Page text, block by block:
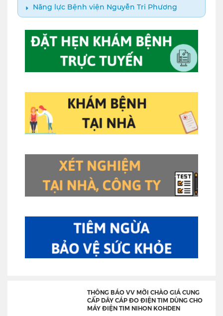
Năng lực Bệnh viện Nguyễn Tri Phương
THÔNG BÁO VV MỜI CHÀO GIÁ CUNG
CẤP DÂY CÁP ĐO ĐIỆN TIM DÙNG CHO
MÁY ĐIỆN TIM NIHON KOHDEN